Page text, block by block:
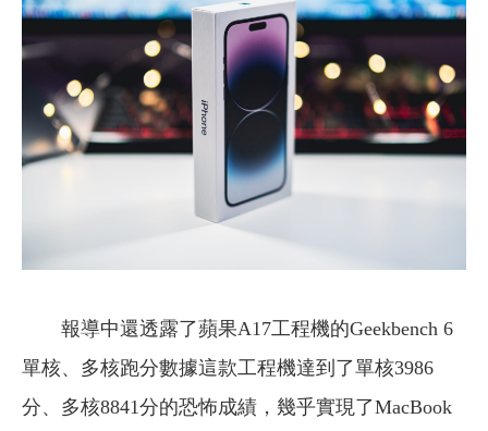
報導中還透露了蘋果A17工程機的Geekbench 6
單核、多核跑分數據這款工程機達到了單核3986
分、多核8841分的恐怖成績，幾乎實現了MacBook